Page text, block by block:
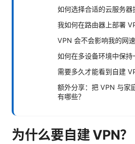
如何选择合适的云服务器
我如何在路由器上部署
VPN 会不会影响我的网速
如何在多设备环境中保持
需要多久才能看到自建
额外分享：把 VPN 与家
有哪些？
为什么要自建 VPN？